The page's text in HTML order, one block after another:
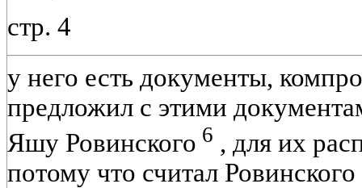
стр. 4
у него есть документы,
предложил с этими
Яшу Ровинского 6 , для их
потому что считал